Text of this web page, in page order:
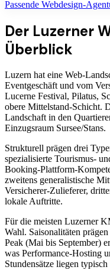
Passende Webdesign-
Der Luzerner
Überblick
Luzern hat eine Web-
Eventgeschäft und vom
Lucerne Festival, Pilatus,
obere Mittelstand-Schicht.
Landschaft in den
Einzugsraum Sursee/Stans.
Strukturell prägen drei
spezialisierte Tourismus-
Booking-Plattform-
zweitens generalistische
Versicherer-Zulieferer,
lokale Auftritte.
Für die meisten Luzerner
Wahl. Saisonalitäten
Peak (Mai bis September)
was Performance-Hosting
Stundensätze liegen